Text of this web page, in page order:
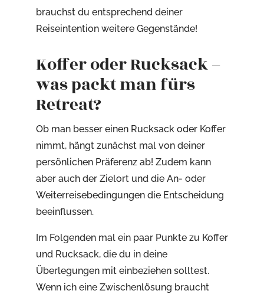
brauchst du entsprechend deiner
Reiseintention weitere Gegenstände!
Koffer oder Rucksack –
was packt man fürs
Retreat?
Ob man besser einen Rucksack oder Koffer
nimmt, hängt zunächst mal von deiner
persönlichen Präferenz ab! Zudem kann
aber auch der Zielort und die An- oder
Weiterreisebedingungen die Entscheidung
beeinflussen.
Im Folgenden mal ein paar Punkte zu Koffer
und Rucksack, die du in deine
Überlegungen mit einbeziehen solltest.
Wenn ich eine Zwischenlösung braucht